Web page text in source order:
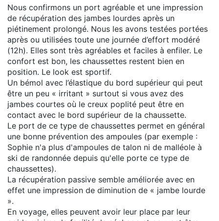
Nous confirmons un port agréable et une impression
de récupération des jambes lourdes après un
piétinement prolongé. Nous les avons testées portées
après ou utilisées toute une journée d’effort modéré
(12h). Elles sont très agréables et faciles à enfiler. Le
confort est bon, les chaussettes restent bien en
position. Le look est sportif.
Un bémol avec l’élastique du bord supérieur qui peut
être un peu « irritant » surtout si vous avez des
jambes courtes où le creux poplité peut être en
contact avec le bord supérieur de la chaussette.
Le port de ce type de chaussettes permet en général
une bonne prévention des ampoules (par exemple :
Sophie n'a plus d'ampoules de talon ni de malléole à
ski de randonnée depuis qu'elle porte ce type de
chaussettes).
La récupération passive semble améliorée avec en
effet une impression de diminution de « jambe lourde
».
En voyage, elles peuvent avoir leur place par leur